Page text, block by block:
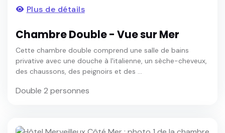
Plus de détails
Chambre Double - Vue sur Mer
Cette chambre double comprend une salle de bains
privative avec une douche à l'italienne, un sèche-cheveux,
des chaussons, des peignoirs et des ...
Double 2 personnes